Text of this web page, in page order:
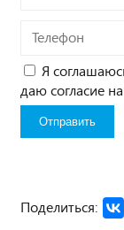
Телефон
Я
даю согласие
Поделиться: